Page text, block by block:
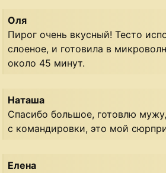
Оля
Пирог очень вкусный! Тесто
слоеное, и готовила в
около 45 минут.
Наташа
Спасибо большое, готовлю
с командировки, это мой
Елена